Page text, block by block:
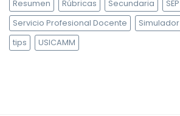
Resumen
Rúbricas Secundaria
SEP
Servicio Profesional Docente
Simulador
tips
USICAMM